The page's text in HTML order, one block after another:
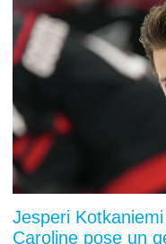
Jesperi
Caroline pose un